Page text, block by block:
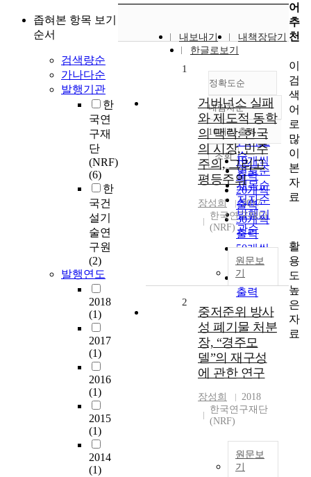
좁혀본 항목 보기
순서
검색량순
가나다순
발행기관
한
국연
구재
단
(NRF)
(6)
한
국건
설기
술연
구원
(2)
발행연도
2018
(1)
2017
(1)
2016
(1)
2015
(1)
2014
(1)
내보내기
내책장담기
한글로보기
정확도순
정확도
순
인기도
순
연도순
제목순
저자순
발행기
관순
내림차순
내림차순
10개씩 출력
10개씩
출력
20개씩
출력
30개씩
출력
50개씩
출력
100개씩
출력
조회
1
거버넌스 실패
와 제도적 동학
의 맥락: 한국
의 시장, 민주
주의, 그리고
평등주의
장성희
2017
한국연구재단
(NRF)
원문보
기
2
중저준위 방사
성 폐기물 처분
장, “경주모
델”의 재구성
에 관한 연구
장성희
2018
한국연구재단
(NRF)
원문보
기
어
추
천
이
검
색
어
로
많
이
본
자
료
활
용
도
높
은
자
료